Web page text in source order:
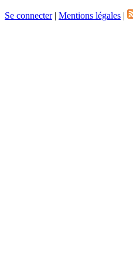
Se connecter| Mentions légales |